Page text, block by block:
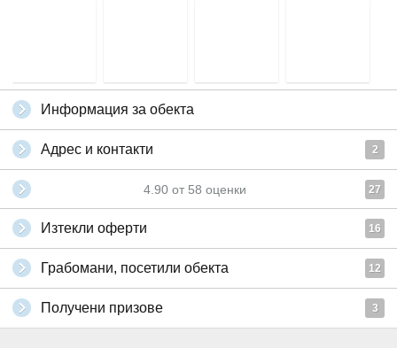
Информация за обекта
Адрес и контакти 2
4.90 от 58 оценки 27
Изтекли оферти 16
Грабомани, посетили обекта 12
Получени призове 3